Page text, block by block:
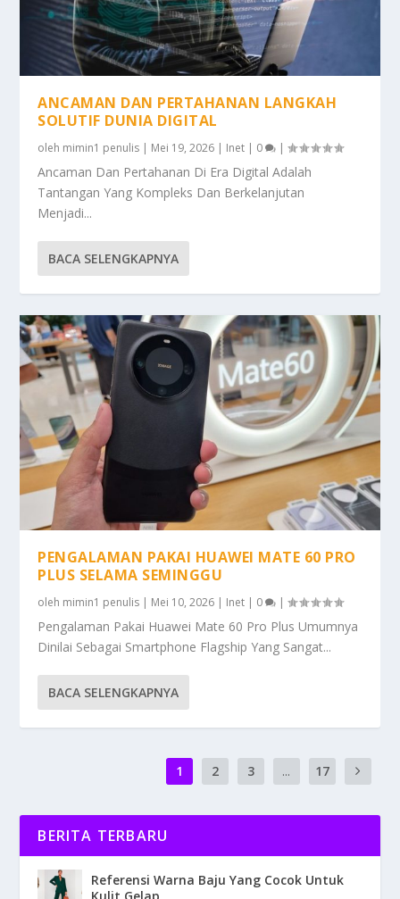
ANCAMAN DAN PERTAHANAN LANGKAH
SOLUTIF DUNIA DIGITAL
oleh mimin1 penulis | Mei 19, 2026 | Inet | 0 |
Ancaman Dan Pertahanan Di Era Digital Adalah
Tantangan Yang Kompleks Dan Berkelanjutan
Menjadi...
BACA SELENGKAPNYA
PENGALAMAN PAKAI HUAWEI MATE 60 PRO
PLUS SELAMA SEMINGGU
oleh mimin1 penulis | Mei 10, 2026 | Inet | 0 |
Pengalaman Pakai Huawei Mate 60 Pro Plus Umumnya
Dinilai Sebagai Smartphone Flagship Yang Sangat...
BACA SELENGKAPNYA
1 2 3 ... 17
BERITA TERBARU
Referensi Warna Baju Yang Cocok Untuk